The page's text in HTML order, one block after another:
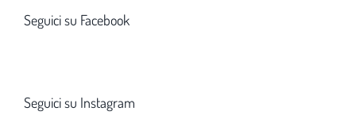
Seguici su Facebook
Seguici su Instagram